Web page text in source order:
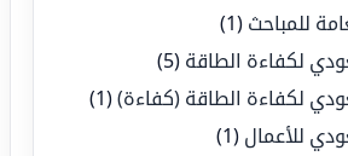
للمباحث (1)
لكفاءة الطاقة (5)
لكفاءة الطاقة (كفاءة)(1)
للأعمال (1)